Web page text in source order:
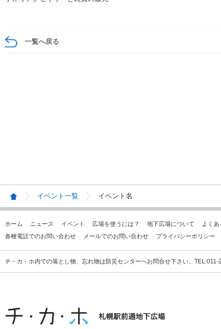
一覧へ戻る
イベント一覧 イベント名
ホーム ニュース イベント 広場を使うには？ 地下広場について
よく
各種電話でのお問い合わせ
メールでのお問い合わせ プライバシーポリシー
チ・カ・ホ内での落とし物、忘れ物は防災センターへお問合せ下さい。